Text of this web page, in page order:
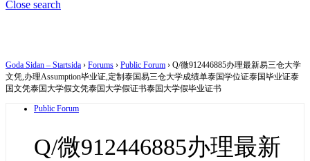
Close search
Goda Sidan – Startsida › Forums › Public Forum › Q/微912446885办理最新易三仓大学
文凭,办理Assumption毕业证,定制泰国易三仓大学成绩单泰国学位证泰国毕业证泰
国文凭泰国大学假文凭泰国大学假证书泰国大学假毕业证书
Public Forum
Q/微912446885办理最新